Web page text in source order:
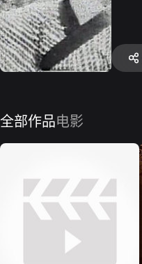
全部作品电影